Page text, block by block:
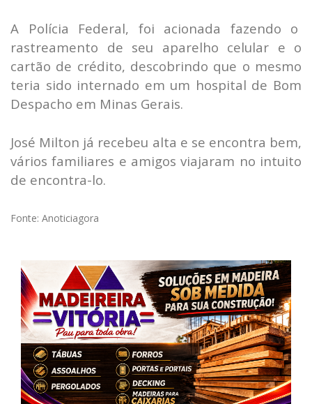
A Polícia Federal, foi acionada fazendo o
rastreamento de seu aparelho celular e o
cartão de crédito, descobrindo que o mesmo
teria sido internado em um hospital de Bom
Despacho em Minas Gerais.
José Milton já recebeu alta e se encontra bem,
vários familiares e amigos viajaram no intuito
de encontra-lo.
Fonte: Anoticiagora